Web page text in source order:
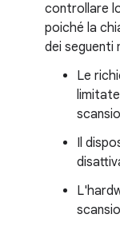
controllare
poiché la
dei seguenti
Le
Il